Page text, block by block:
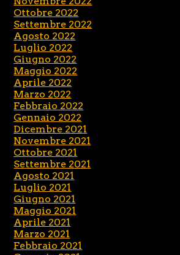
Ottobre 2022
Settembre 2022
Agosto 2022
Luglio 2022
Giugno 2022
Maggio 2022
Aprile 2022
Marzo 2022
Febbraio 2022
Gennaio 2022
Dicembre 2021
Novembre 2021
Ottobre 2021
Settembre 2021
Agosto 2021
Luglio 2021
Giugno 2021
Maggio 2021
Aprile 2021
Marzo 2021
Febbraio 2021